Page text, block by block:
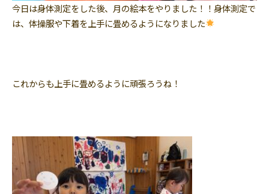
今日は身体測定をした後、月の絵本をやりました！！身体測定で
は、体操服や下着を上手に畳めるようになりました
これからも上手に畳めるように頑張ろうね！